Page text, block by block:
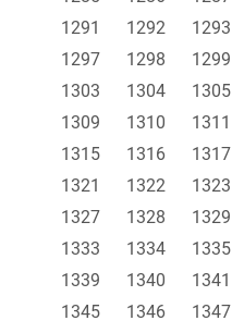
1291
1292 1293
1297
1298 1299
1303
1304 1305
1309
1310 1311
1315
1316 1317
1321
1322 1323
1327
1328 1329
1333
1334 1335
1339
1340 1341
1345
1346 1347